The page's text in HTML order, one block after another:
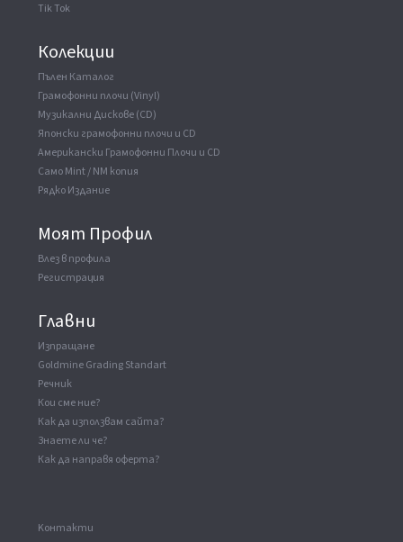
Tik Tok
Колекции
Пълен Каталог
Грамофонни плочи (Vinyl)
Музикални Дискове (CD)
Японски грамофонни плочи и CD
Американски Грамофонни Плочи и CD
Само Mint / NM копия
Рядко Издание
Моят Профил
Влез в профила
Регистрация
Главни
Изпращане
Goldmine Grading Standart
Речник
Кои сме ние?
Как да използвам сайта?
Знаете ли че?
Как да направя оферта?
Kонтакти